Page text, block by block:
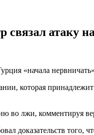
связал атаку
«начала
которая
во лжи, комментируя
доказательств того,